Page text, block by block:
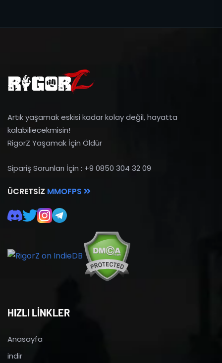
Artık yaşamak eskisi kadar kolay değil, hayatta
kalabiliecekmisin!
RigorZ Yaşamak İçin Öldür
Sipariş Sorunları İçin : +9 0850 304 32 09
ÜCRETSIZ MMOFPS
HIZLI LİNKLER
Anasayfa
indir